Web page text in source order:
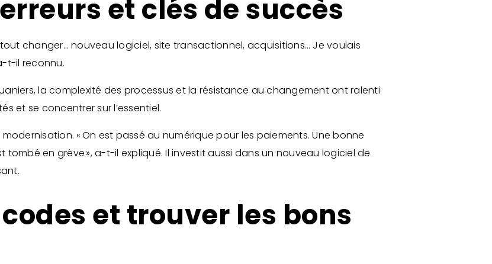
et clés de succès
tout changer… nouveau logiciel, site transactionnel, acquisitions… Je voulais
t-il reconnu.
la complexité des processus et la résistance au changement ont ralenti
et se concentrer sur l’essentiel.
« On est passé au numérique pour les paiements. Une bonne
en grève », a-t-il expliqué. Il investit aussi dans un nouveau logiciel de
et trouver les bons